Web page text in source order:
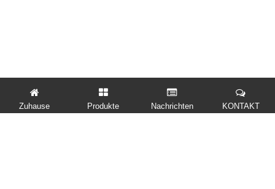
Zuhause Produkte Nachrichten KONTAKT